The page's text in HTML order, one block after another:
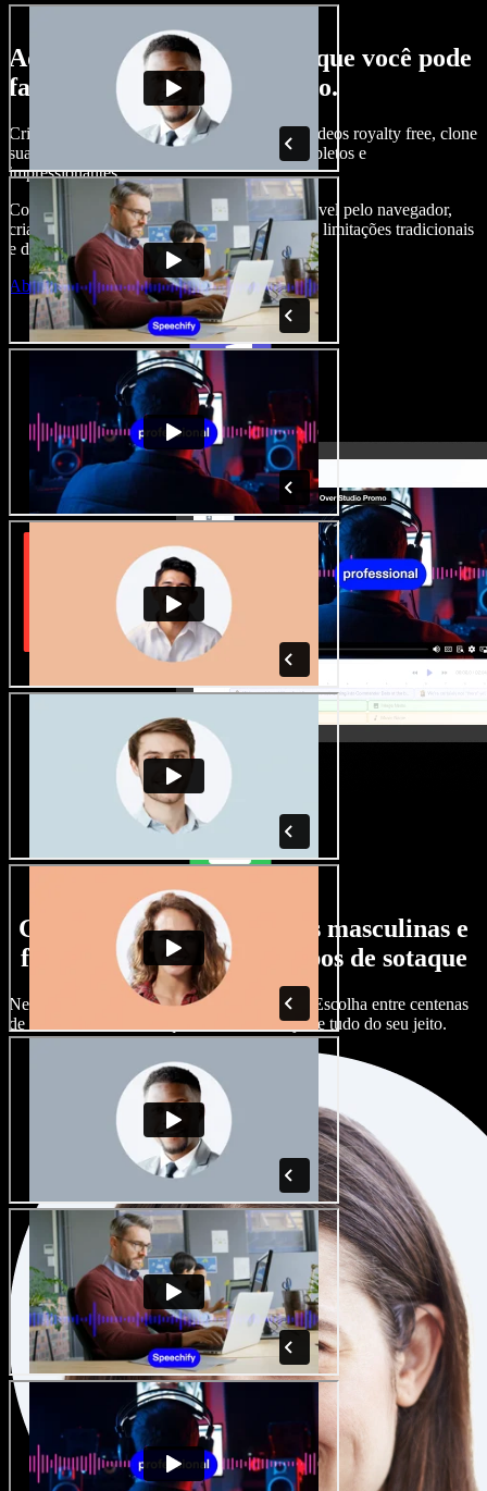
Aqui vai só um gostinho do que você pode
fazer com o Speechify Studio.
Crie narrações, adicione imagens, áudios e vídeos royalty free, clone
sua voz e produza projetos audiovisuais completos e
impressionantes.
Com curva de aprendizado zero e tudo acessível pelo navegador,
criadores de conteúdo conseguem ir além das limitações tradicionais
e dar vida a todas as suas ideias.
Abrir o Studio
Grande variedade de vozes masculinas e
femininas, com todos os tipos de sotaque
Nenhum projeto precisa soar igual ao outro. Escolha entre centenas
de vozes com IA e sotaques diferentes e ajuste tudo do seu jeito.